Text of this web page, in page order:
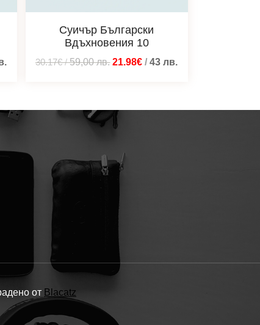
Суичър Български
Вдъхновения 10
30.17€/59,00лв. 21.98€ /43лв.
от Blacatz